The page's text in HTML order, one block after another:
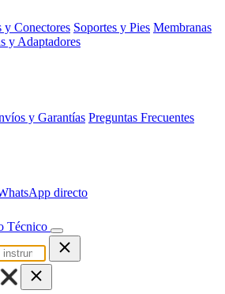
y Conectores Soportes y Pies Membranas
y Adaptadores
y Garantías Preguntas Frecuentes
directo
Técnico